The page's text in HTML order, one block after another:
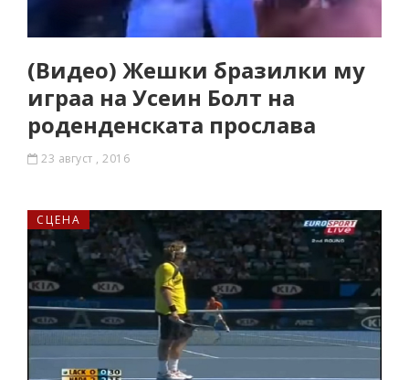
(Видео) Жешки бразилки му
играа на Усеин Болт на
роденденската прослава
23 август , 2016
СЦЕНА